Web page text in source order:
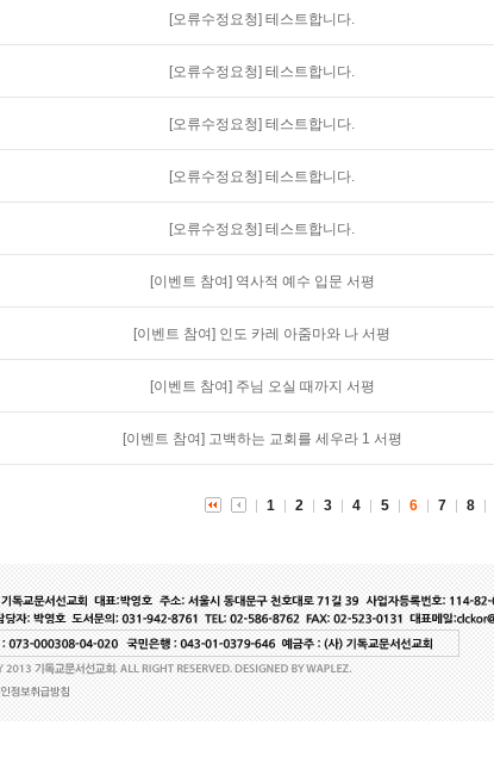
[오류수정요청] 테스트합니다.
[오류수정요청] 테스트합니다.
[오류수정요청] 테스트합니다.
[오류수정요청] 테스트합니다.
[오류수정요청] 테스트합니다.
[이벤트 참여] 역사적 예수 입문 서평
[이벤트 참여] 인도 카레 아줌마와 나 서평
[이벤트 참여] 주님 오실 때까지 서평
[이벤트 참여] 고백하는 교회를 세우라 1 서평
1 2 3 4 5 6 7 8